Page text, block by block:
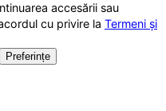
accesării sau
cu privire la Termeni și
Preferințe